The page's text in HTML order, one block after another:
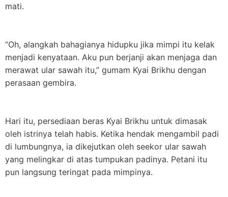
mati.
“Oh, alangkah bahagianya hidupku jika mimpi itu kelak
menjadi kenyataan. Aku pun berjanji akan menjaga dan
merawat ular sawah itu,” gumam Kyai Brikhu dengan
perasaan gembira.
Hari itu, persediaan beras Kyai Brikhu untuk dimasak
oleh istrinya telah habis. Ketika hendak mengambil padi
di lumbungnya, ia dikejutkan oleh seekor ular sawah
yang melingkar di atas tumpukan padinya. Petani itu
pun langsung teringat pada mimpinya.